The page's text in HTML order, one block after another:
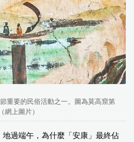
重要的民俗活動之一。圖為莫高窟第
網上圖片）
地過端午，為什麼「安康」最終佔